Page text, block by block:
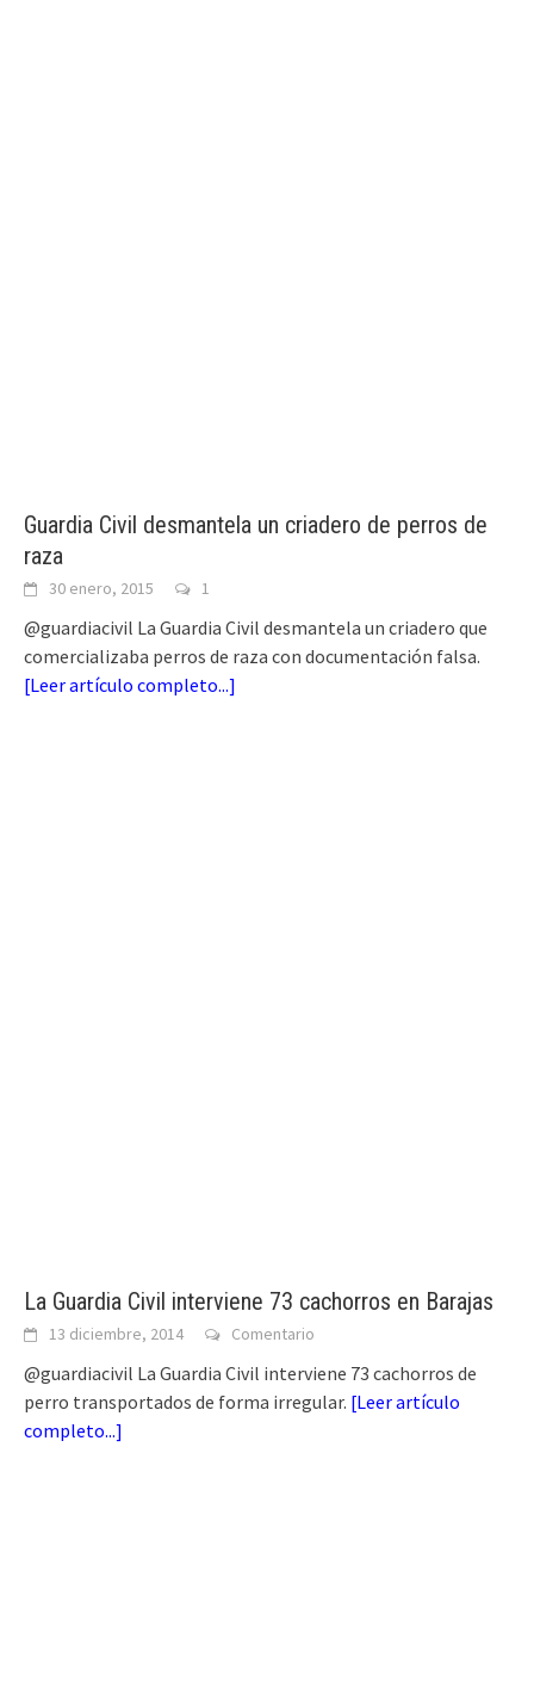
Guardia Civil desmantela un criadero de perros de
raza
30 enero, 2015 1
@guardiacivil La Guardia Civil desmantela un criadero que
comercializaba perros de raza con documentación falsa.
[Leer artículo completo...]
La Guardia Civil interviene 73 cachorros en Barajas
13 diciembre, 2014 Comentario
@guardiacivil La Guardia Civil interviene 73 cachorros de
perro transportados de forma irregular. [Leer artículo
completo...]